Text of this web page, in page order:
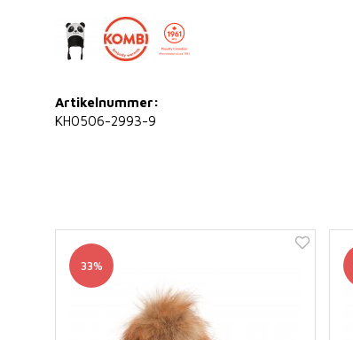
Artikelnummer:
KH0506-2993-9
33%